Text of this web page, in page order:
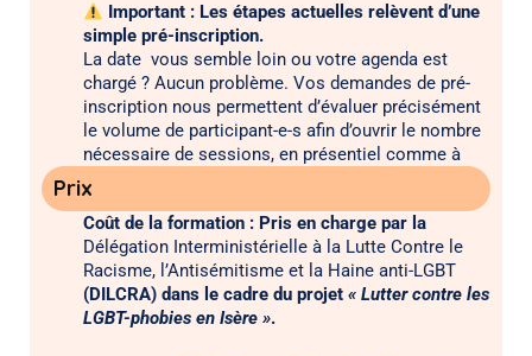
Important : Les étapes actuelles relèvent d’une
simple pré-inscription.
La date vous semble loin ou votre agenda est
chargé ? Aucun problème. Vos demandes de pré-
inscription nous permettent d’évaluer précisément
le volume de participant-e-s afin d’ouvrir le nombre
nécessaire de sessions, en présentiel comme à
Prix
Coût de la formation : Pris en charge par la
Délégation Interministérielle à la Lutte Contre le
Racisme, l’Antisémitisme et la Haine anti-LGBT
(DILCRA) dans le cadre du projet « Lutter contre les
LGBT-phobies en Isère ».